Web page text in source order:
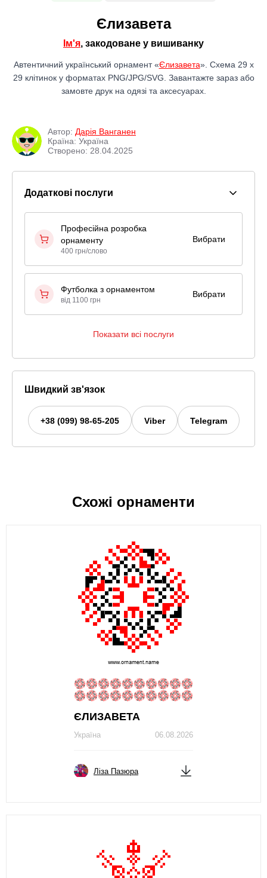
Єлизавета
Ім'я, закодоване у вишиванку
Автентичний український орнамент «Єлизавета». Схема 29 x
29 клітинок у форматах PNG/JPG/SVG. Завантажте зараз або
замовте друк на одязі та аксесуарах.
Автор: Дарія Ванганен
Країна: Україна
Створено: 28.04.2025
Додаткові послуги
Професійна розробка
орнаменту
400 грн/слово
Вибрати
Футболка з орнаментом
від 1100 грн
Вибрати
Показати всі послуги
Швидкий зв'язок
+38 (099) 98-65-205 Viber Telegram
Схожі орнаменти
ЄЛИЗАВЕТА
06.08.2026
Україна
Ліза Пазюра